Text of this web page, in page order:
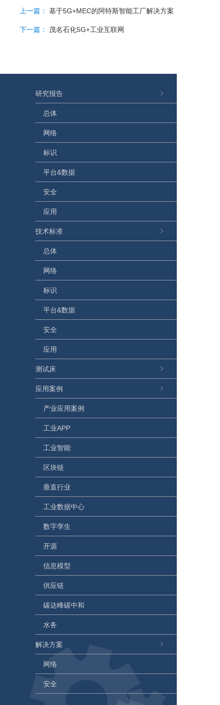
上一篇： 基于5G+MEC的阿特斯智能工厂解决方案
下一篇： 茂名石化5G+工业互联网
研究报告
总体
网络
标识
平台&数据
安全
应用
技术标准
总体
网络
标识
平台&数据
安全
应用
测试床
应用案例
产业应用案例
工业APP
工业智能
区块链
垂直行业
工业数据中心
数字孪生
开源
信息模型
供应链
碳达峰碳中和
水务
解决方案
网络
安全